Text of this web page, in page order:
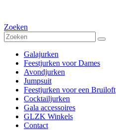
Zoeken
Galajurken
Feestjurken voor Dames
Avondjurken
Jumpsuit
Feestjurken voor een Bruiloft
Cocktailjurken
Gala accessoires
GLZK Winkels
Contact